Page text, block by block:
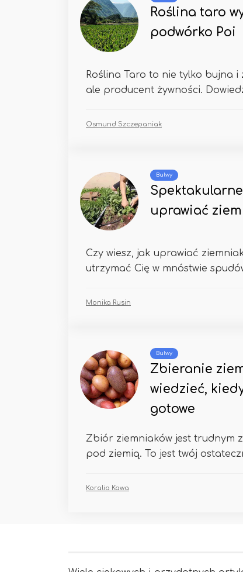
Roślina taro
podwórko Poi
Roślina Taro to nie tylko bujna
ale producent żywności.
Osmund Szczepaniak
Bulwy
uprawiać
Czy wiesz, jak uprawiać
utrzymać Cię w mnóstwie
Monika Rusin
Bulwy
Zbieranie
wiedzieć,
gotowe
Zbiór ziemniaków jest trudnym
pod ziemią. To jest twój
Koralia Kawa